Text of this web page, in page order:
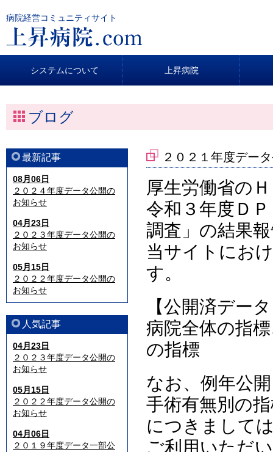
病院経営コミュニティサイト
システムについて 上昇病院
ブログ
最新記事
08月06日
２０２４年度データ公開の
お知らせ
04月23日
２０２３年度データ公開の
お知らせ
05月15日
２０２２年度データ公開の
お知らせ
人気記事
04月23日
２０２３年度データ公開の
お知らせ
05月15日
２０２２年度データ公開の
お知らせ
04月06日
２０１９年度データ一部公
２０２１年度デー
厚生労働省の
令和３年度Ｄ
調査」の結果
当サイトにお
す。
【公開済デー
病院全体の指
の指標
なお、例年公
手術有無別の
につきまして
ご利用いただ